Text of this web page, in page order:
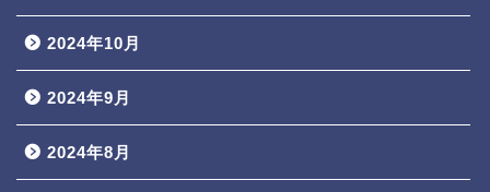
2024年10月
2024年9月
2024年8月